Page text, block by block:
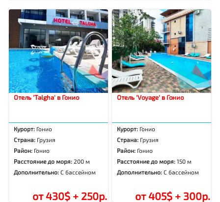
Отель 'Talgha' в Гонио
Курорт: Гонио
Страна: Грузия
Район: Гонио
Расстояние до моря:200 м
Дополнительно:С бассейном
от 430$ + 250р.
Отель 'Voyage' в Гонио
Курорт: Гонио
Страна: Грузия
Район: Гонио
Расстояние до моря:150 м
Дополнительно:С бассейном
от 405$ + 300р.